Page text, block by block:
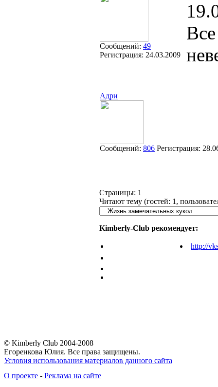
Сообщений: 49
Регистрация: 24.03.2009
Адри
Сообщений: 806 Регистрация:
Страницы: 1
Читают тему (гостей: 1 ,
Kimberly-Club рекомендует:
http://
© Kimberly Club 2004-2008
Егоренкова Юлия. Все права защищены.
Условия использования материалов данного сайта
О проекте - Реклама на сайте